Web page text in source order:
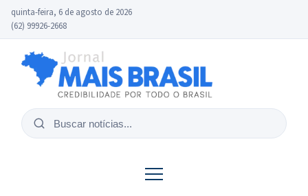
quinta-feira, 6 de agosto de 2026
(62) 99926-2668
Buscar